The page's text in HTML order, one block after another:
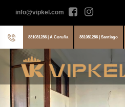
info@vipkel.com
881081286 | A Coruña 881081286 | Santiago